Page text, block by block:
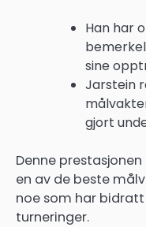
Han har
sine
Jarstein
gjort
Denne
en av de beste
noe som har
turneringer.